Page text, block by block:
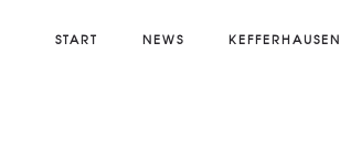
START NEWS KEFFERHAUSEN